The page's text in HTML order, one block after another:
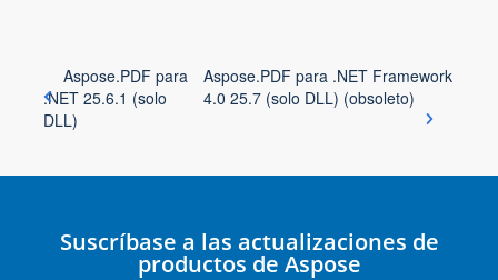
Aspose.PDF para
.NET 25.6.1 (solo
DLL)
Aspose.PDF para .NET Framework
4.0 25.7 (solo DLL) (obsoleto)
Suscríbase a las actualizaciones de
productos de Aspose